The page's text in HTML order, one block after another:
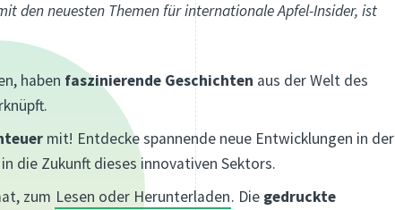
den neuesten Themen für internationale Apfel-Insider, ist
haben faszinierende Geschichten aus der Welt des
mit! Entdecke spannende neue Entwicklungen in der
die Zukunft dieses innovativen Sektors.
zum Lesen oder Herunterladen. Die gedruckte